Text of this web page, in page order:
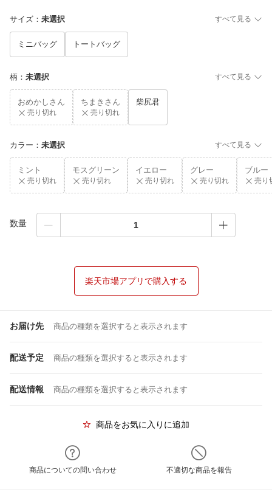
サイズ ： 未選択 すべて見る
ミニバッグ トートバッグ
柄 ： 未選択 すべて見る
おめかしさん
売り切れ
ちまきさん
売り切れ
柴尻君
カラー ： 未選択 すべて見る
ミント
売り切れ
モスグリーン
売り切れ
イエロー
売り切れ
グレー
売り切れ
ブルー
売り
数量
楽天市場アプリで購入する
お届け先 商品の種類を選択すると表示されます
配送予定 商品の種類を選択すると表示されます
配送情報 商品の種類を選択すると表示されます
商品をお気に入りに追加
商品についての問い合わせ 不適切な商品を報告